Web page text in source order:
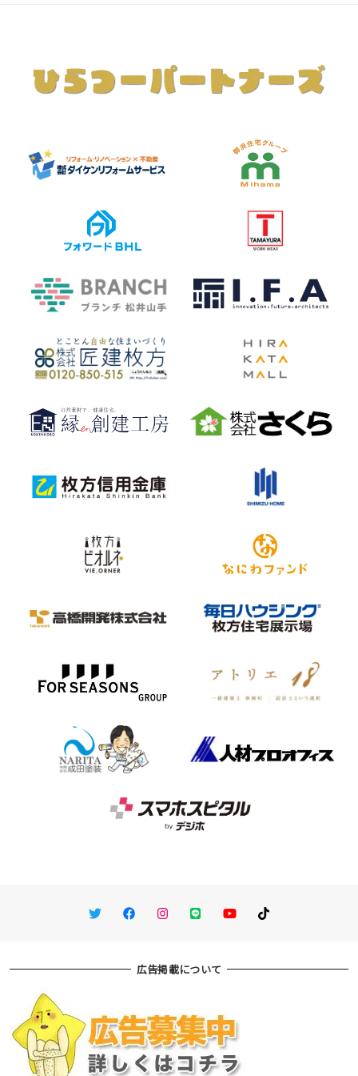
TwitterFacebookInstagram
LINE You TubeTikTok
広告掲載について